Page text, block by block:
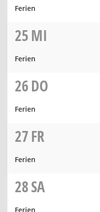
Ferien
25MI
Ferien
26DO
Ferien
27FR
Ferien
28SA
Ferien